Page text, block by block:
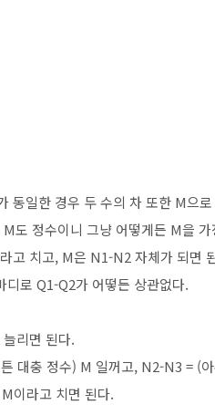
일한 경우 두 수의 차 또한 M으
도 정수이니 그냥 어떻게든 M을
고 치고, M은 N1-N2 자체가 되면
디로 Q1-Q2가 어떻든 상관없다.
리면 된다.
대충 정수) M 일꺼고, N2-N3 = (
이라고 치면 된다.